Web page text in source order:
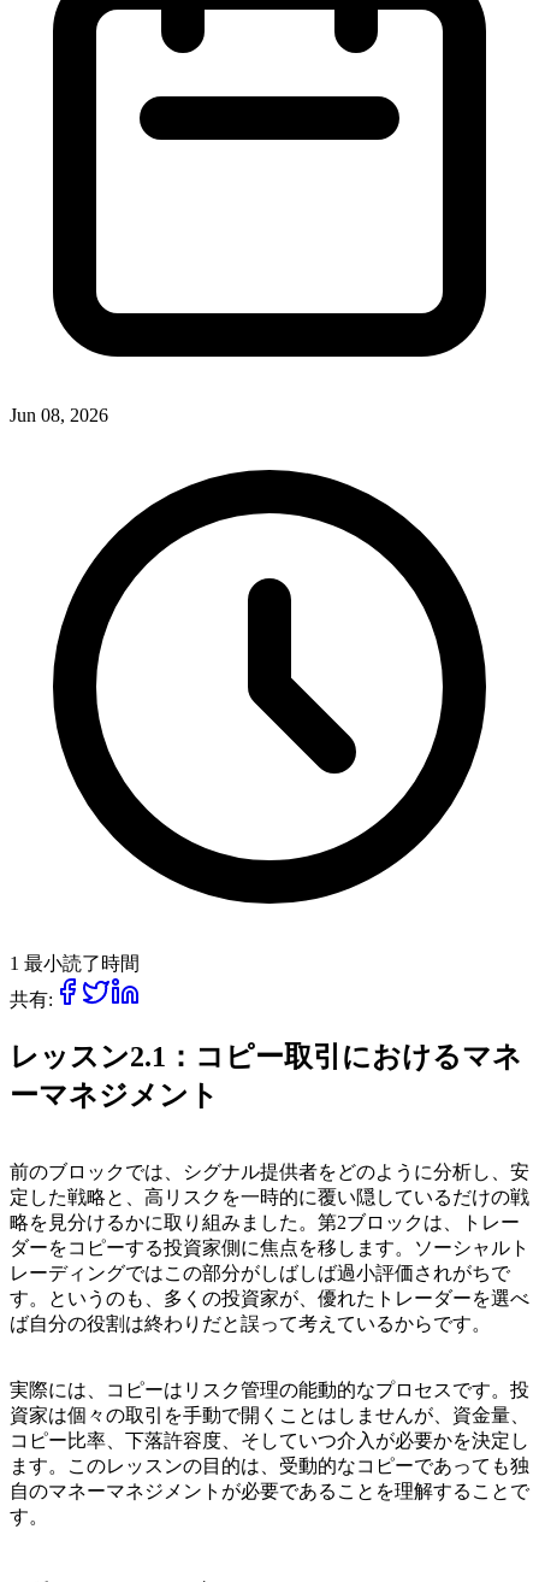
Jun 08, 2026
1 最小読了時間
共有:
レッスン2.1：コピー取引におけるマネ
ーマネジメント
前のブロックでは、シグナル提供者をどのように分析し、安
定した戦略と、高リスクを一時的に覆い隠しているだけの戦
略を見分けるかに取り組みました。第2ブロックは、トレー
ダーをコピーする投資家側に焦点を移します。ソーシャルト
レーディングではこの部分がしばしば過小評価されがちで
す。というのも、多くの投資家が、優れたトレーダーを選べ
ば自分の役割は終わりだと誤って考えているからです。
実際には、コピーはリスク管理の能動的なプロセスです。投
資家は個々の取引を手動で開くことはしませんが、資金量、
コピー比率、下落許容度、そしていつ介入が必要かを決定し
ます。このレッスンの目的は、受動的なコピーであっても独
自のマネーマネジメントが必要であることを理解することで
す。